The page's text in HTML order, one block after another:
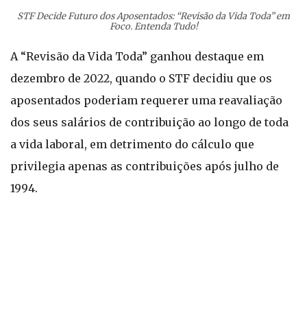
STF Decide Futuro dos Aposentados: “Revisão da Vida Toda” em
Foco. Entenda Tudo!
A “Revisão da Vida Toda” ganhou destaque em
dezembro de 2022, quando o STF decidiu que os
aposentados poderiam requerer uma reavaliação
dos seus salários de contribuição ao longo de toda
a vida laboral, em detrimento do cálculo que
privilegia apenas as contribuições após julho de
1994.